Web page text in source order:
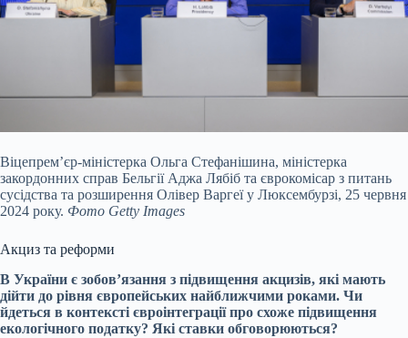
Віцепрем’єр-міністерка Ольга Стефанішина, міністерка
закордонних справ Бельгії Аджа Лябіб та єврокомісар з питань
сусідства та розширення Олівер Варгеї у Люксембурзі, 25 червня
2024 року. Фото Getty Images
Акциз та реформи
В України є зобовʼязання з підвищення акцизів, які мають
дійти до рівня європейських найближчими роками. Чи
йдеться в контексті євроінтеграції про схоже підвищення
екологічного податку? Які ставки обговорюються?